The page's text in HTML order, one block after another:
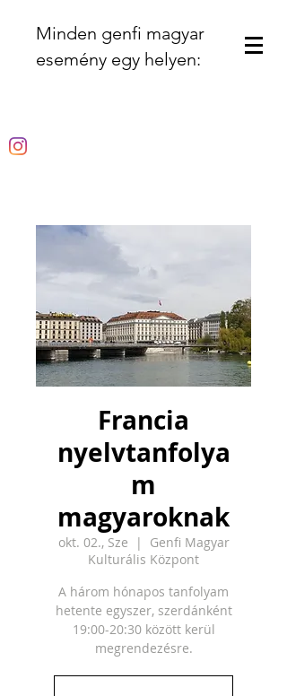
Minden genfi magyar
esemény egy helyen:
Francia
nyelvtanfolya
m
magyaroknak
okt. 02., Sze
  |
Genfi Magyar
Kulturális Központ
A három hónapos tanfolyam
hetente egyszer, szerdánként
19:00-20:30 között kerül
megrendezésre.